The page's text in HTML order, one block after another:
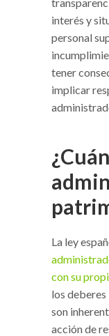
interés y
personal
tener
implicar
La ley
con su
los
son
acción de